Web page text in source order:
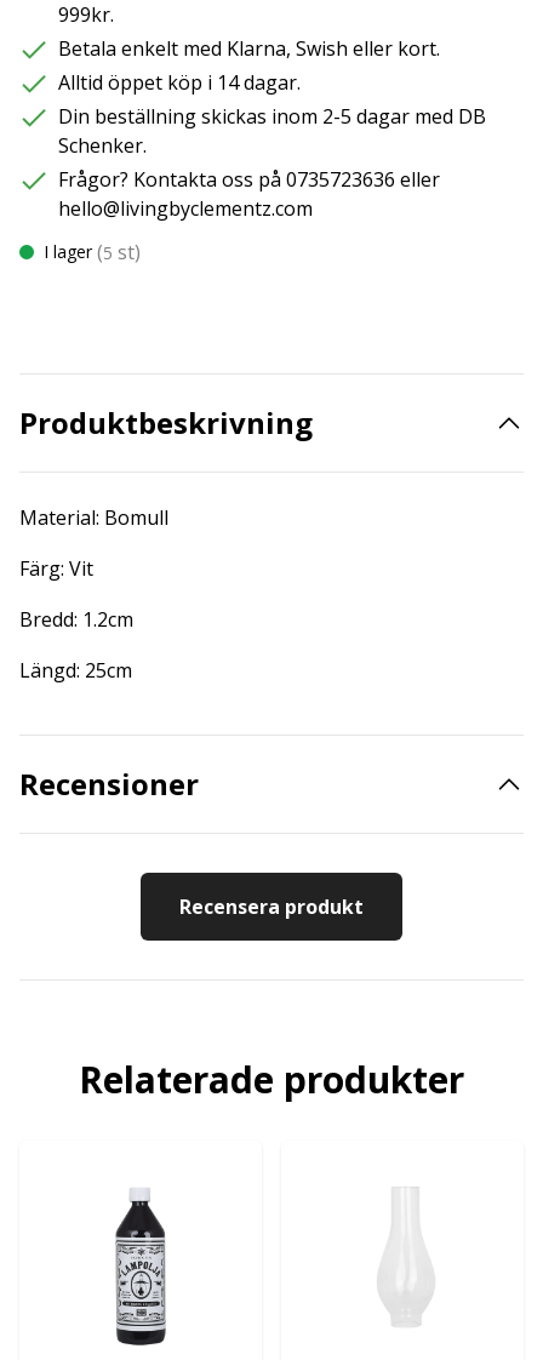
999kr.
Betala enkelt med Klarna, Swish eller kort.
Alltid öppet köp i 14 dagar.
Din beställning skickas inom 2-5 dagar med DB
Schenker.
Frågor? Kontakta oss på 0735723636 eller
hello@livingbyclementz.com
I lager (5 st)
Produktbeskrivning
Material: Bomull
Färg: Vit
Bredd: 1.2cm
Längd: 25cm
Recensioner
Recensera produkt
Relaterade produkter